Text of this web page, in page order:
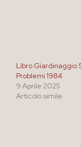
Libro Giardinaggio
Problemi 1984
9 Aprile 2025
Articolo simile